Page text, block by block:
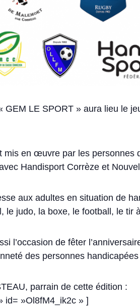
GEM LE SPORT » aura lieu le
mis en œuvre par les personnes
Handisport Corrèze et
aux adultes en situation de
le judo, la boxe, le football, le tir
l’occasion de fêter
des personnes handicapées
parrain de cette édition :
id= »Ol8fM4_ik2c » ]